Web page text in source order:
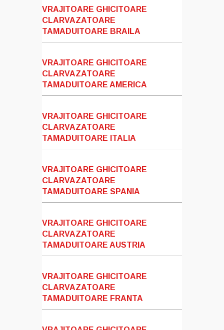
VRAJITOARE GHICITOARE
CLARVAZATOARE
TAMADUITOARE BRAILA
VRAJITOARE GHICITOARE
CLARVAZATOARE
TAMADUITOARE AMERICA
VRAJITOARE GHICITOARE
CLARVAZATOARE
TAMADUITOARE ITALIA
VRAJITOARE GHICITOARE
CLARVAZATOARE
TAMADUITOARE SPANIA
VRAJITOARE GHICITOARE
CLARVAZATOARE
TAMADUITOARE AUSTRIA
VRAJITOARE GHICITOARE
CLARVAZATOARE
TAMADUITOARE FRANTA